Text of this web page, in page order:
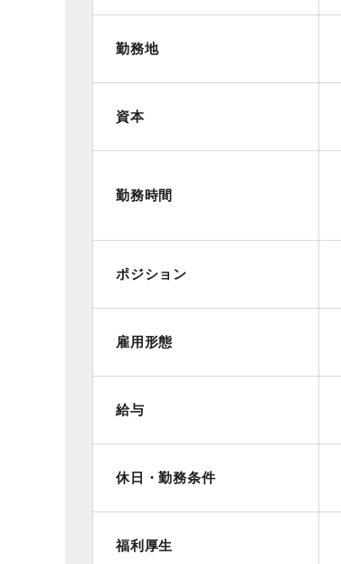
勤務地
資本
勤務時間
ポジション
雇用形態
給与
休日・勤務条件
福利厚生